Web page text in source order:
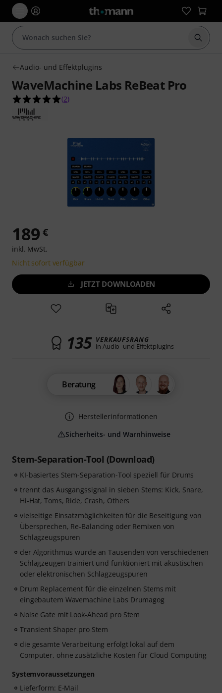
Suche
Audio- und Effektplugins
WaveMachine Labs ReBeat Pro
5.0 von 5 Sternen aus 2 Kundenbewertungen
(2)
Stem-Separation-Tool (Download)
KI-basiertes Stem-Separation-Tool speziell für Drums
trennt das Ausgangssignal in sieben Stems: Kick, Snare,
Hi-Hat, Toms, Ride, Crash, Others
vielseitige Einsatzmöglichkeiten für die Beseitigung von
Übersprechen, Re-Balancing oder Remixen von
Schlagzeugspuren
der Algorithmus wurde an Tausenden von verschiedenen
Schlagzeugen trainiert und funktioniert mit akustischen
oder elektronischen Schlagzeugspuren
Drum Replacement für die einzelnen Stems mit
eingebautem Wavemachine Labs Drumagog
Noise Gate mit Look-Ahead pro Stem
Transient Shaper pro Stem
die gesamte Verarbeitung erfolgt lokal auf dem
Computer, ohne zusätzliche Kosten für Cloud Computing
Systemvoraussetzungen
Lieferform: E-Mail
189 €
inkl. MwSt.
Nicht sofort verfügbar
JETZT DOWNLOADEN
135 VERKAUFSRANG
in Audio- und Effektplugins
Beratung
Herstellerinformationen
Sicherheits- und Warnhinweise